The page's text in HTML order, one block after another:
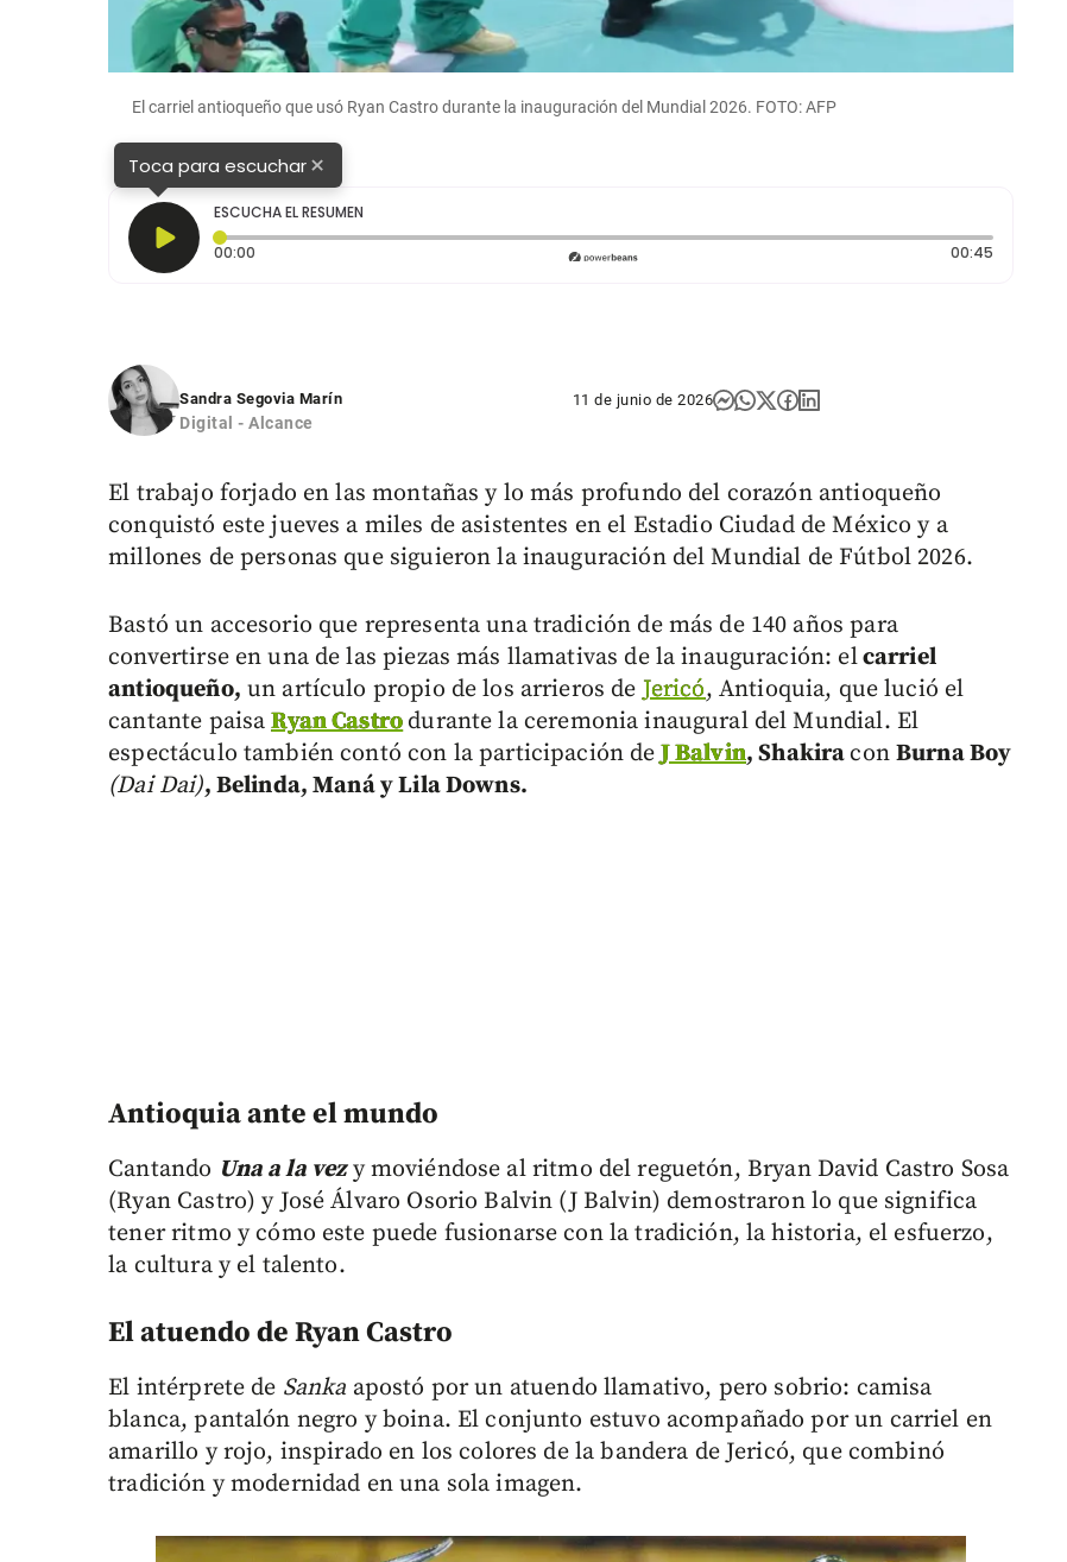
El carriel antioqueño que usó Ryan Castro durante la inauguración del Mundial 2026. FOTO: AFP
Toca para escuchar×
ESCUCHA EL RESUMEN
00:00
00:45Duración:
Sandra Segovia Marín
Digital - Alcance
11 de junio de 2026
El trabajo forjado en las montañas y lo más profundo del corazón antioqueño
conquistó este jueves a miles de asistentes en el Estadio Ciudad de México y a
millones de personas que siguieron la inauguración del Mundial de Fútbol 2026.
Bastó un accesorio que representa una tradición de más de 140 años para
convertirse en una de las piezas más llamativas de la inauguración: elcarriel
antioqueño, un artículo propio de los arrieros deJericó, Antioquia, que lució el
cantante paisaRyan Castrodurante la ceremonia inaugural del Mundial. El
espectáculo también contó con la participación deJ Balvin, ShakiraconBurna Boy
(Dai Dai), Belinda, Maná y Lila Downs.
Antioquia ante el mundo
Cantando Una a la vez y moviéndose al ritmo del reguetón, Bryan David Castro Sosa
(Ryan Castro) y José Álvaro Osorio Balvin (J Balvin) demostraron lo que significa
tener ritmo y cómo este puede fusionarse con la tradición, la historia, el esfuerzo,
la cultura y el talento.
El atuendo de Ryan Castro
El intérprete de Sanka apostó por un atuendo llamativo, pero sobrio: camisa
blanca, pantalón negro y boina. El conjunto estuvo acompañado por un carriel en
amarillo y rojo, inspirado en los colores de la bandera de Jericó, que combinó
tradición y modernidad en una sola imagen.